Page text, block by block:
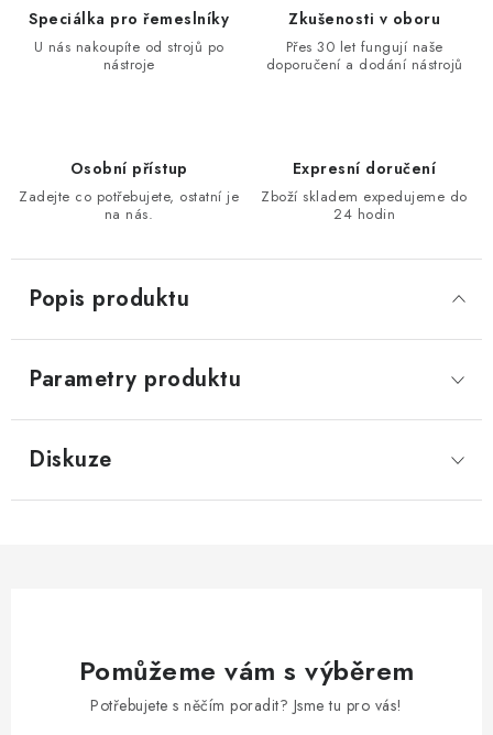
Speciálka pro řemeslníky
U nás nakoupíte od strojů po
nástroje
Zkušenosti v oboru
Přes 30 let fungují naše
doporučení a dodání nástrojů
Osobní přístup
Zadejte co potřebujete, ostatní je
na nás.
Expresní doručení
Zboží skladem expedujeme do
24 hodin
Popis produktu
Parametry produktu
Diskuze
Pomůžeme vám s výběrem
Potřebujete s něčím poradit? Jsme tu pro vás!